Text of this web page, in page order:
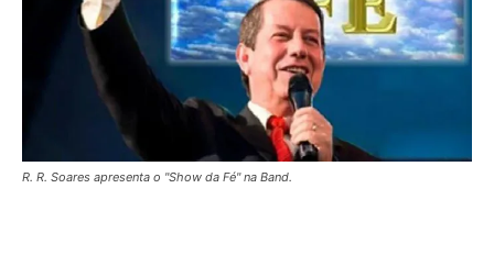
R. R. Soares apresenta o "Show da Fé" na Band.